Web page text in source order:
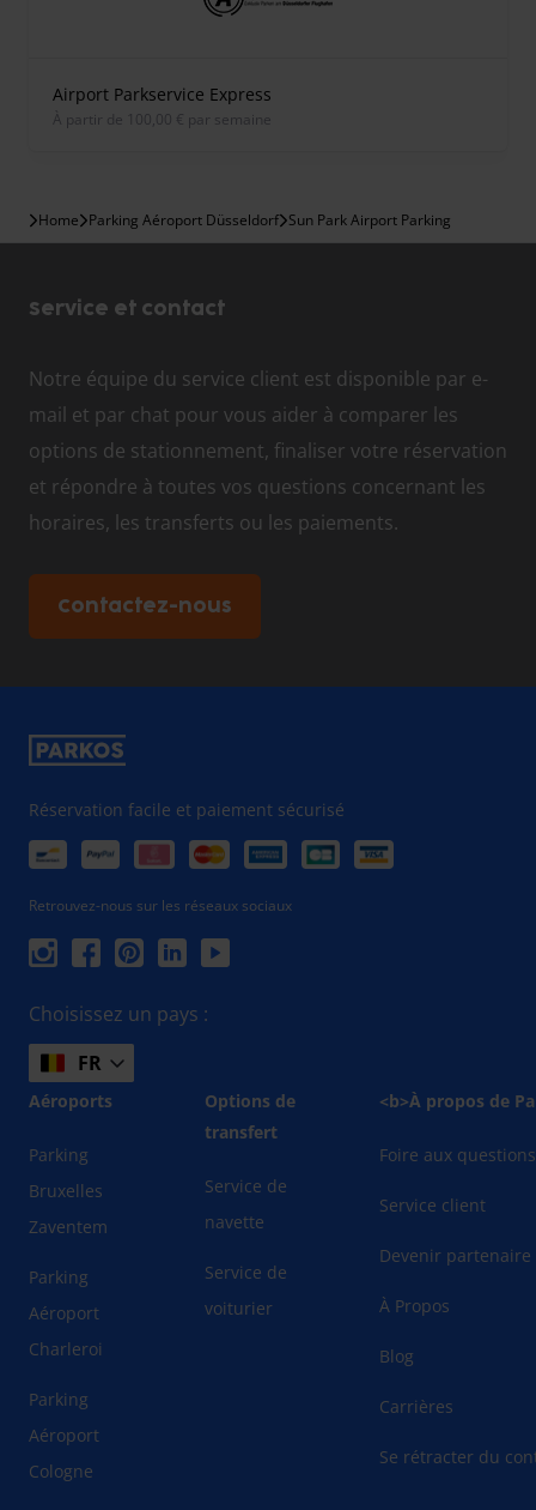
Airport Parkservice Express
À partir de 100,00 € par semaine
Home Parking Aéroport Düsseldorf Sun Park Airport Parking
Service et contact
Notre équipe du service client est disponible par e-
mail et par chat pour vous aider à comparer les
options de stationnement, finaliser votre réservation
et répondre à toutes vos questions concernant les
horaires, les transferts ou les paiements.
Contactez-nous
Réservation facile et paiement sécurisé
Retrouvez-nous sur les réseaux sociaux
Choisissez un pays :
FR
Aéroports
Parking
Bruxelles
Zaventem
Parking
Aéroport
Charleroi
Parking
Aéroport
Cologne
Options de
transfert
Service de
navette
Service de
voiturier
<b>À propos de
Foire aux questions
Service client
Devenir partenaire
À Propos
Blog
Carrières
Se rétracter du